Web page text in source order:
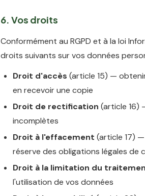
6. Vos droits
Conformément au RGPD et à la loi
droits suivants sur vos données
Droit d'accès (article 15) —
en recevoir une copie
Droit de rectification (article 16)
incomplètes
Droit à l'effacement (article 17)
réserve des obligations légales de
Droit à la limitation du
l'utilisation de vos données